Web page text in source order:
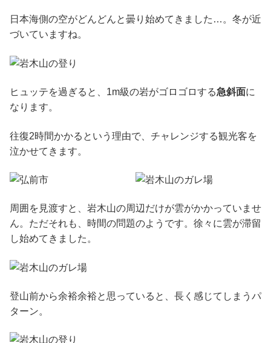
日本海側の空がどんどんと曇り始めてきました…。冬が近
づいていますね。
ヒュッテを過ぎると、1m級の岩がゴロゴロする急斜面に
なります。
往復2時間かかるという理由で、チャレンジする観光客を
泣かせてきます。
周囲を見渡すと、岩木山の周辺だけが雲がかかっていませ
ん。ただそれも、時間の問題のようです。徐々に雲が滞留
し始めてきました。
登山前から余裕余裕と思っていると、長く感じてしまうパ
ターン。